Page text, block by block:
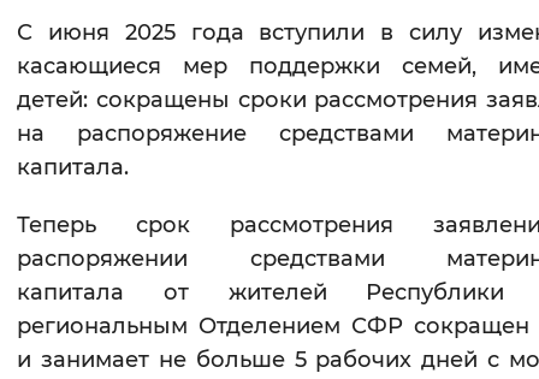
Цвет сайта
Изображения
Включены Выключены
Звуковой ассистент
С июня 2025 года вступили в силу
касающиеся мер поддержки семей,
детей: сокращены сроки рассмотрения
на распоряжение средствами
капитала.
Теперь срок рассмотрения
распоряжении средствами
капитала от жителей Республики
региональным Отделением СФР сокращен
и занимает не больше 5 рабочих дней с